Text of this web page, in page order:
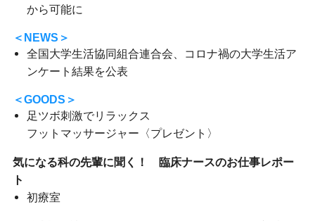
から可能に
＜NEWS＞
全国大学生活協同組合連合会、コロナ禍の大学生活ア
ンケート結果を公表
＜GOODS＞
足ツボ刺激でリラックス
フットマッサージャー〈プレゼント〉
気になる科の先輩に聞く！ 臨床ナースのお仕事レポー
ト
初療室